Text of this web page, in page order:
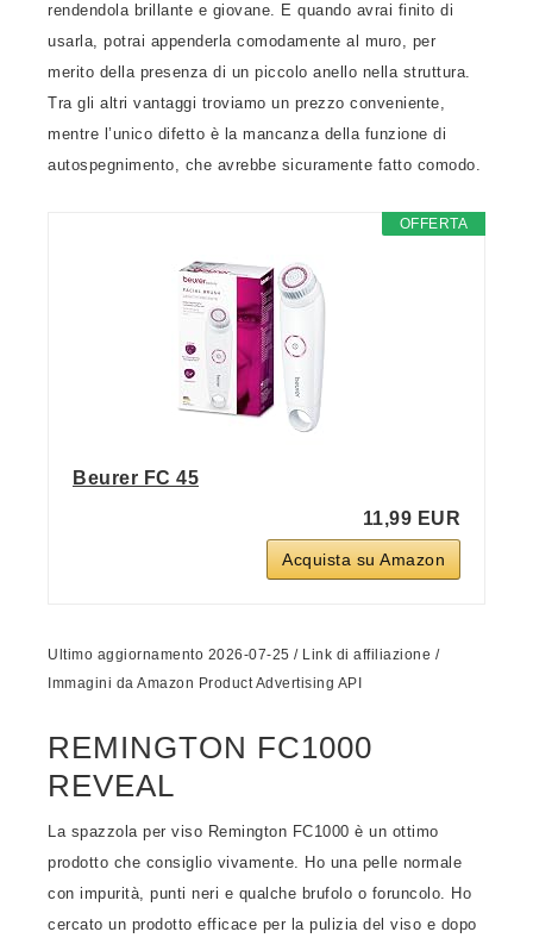
rendendola brillante e giovane. E quando avrai finito di
usarla, potrai appenderla comodamente al muro, per
merito della presenza di un piccolo anello nella struttura.
Tra gli altri vantaggi troviamo un prezzo conveniente,
mentre l’unico difetto è la mancanza della funzione di
autospegnimento, che avrebbe sicuramente fatto comodo.
OFFERTA
Beurer FC 45
11,99 EUR
Acquista su Amazon
Ultimo aggiornamento 2026-07-25 / Link di affiliazione /
Immagini da Amazon Product Advertising API
REMINGTON FC1000
REVEAL
La spazzola per viso Remington FC1000 è un ottimo
prodotto che consiglio vivamente. Ho una pelle normale
con impurità, punti neri e qualche brufolo o foruncolo. Ho
cercato un prodotto efficace per la pulizia del viso e dopo